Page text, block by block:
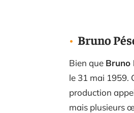
Bruno
Bien que Bruno
le 31 mai 1959.
production
mais plusieurs